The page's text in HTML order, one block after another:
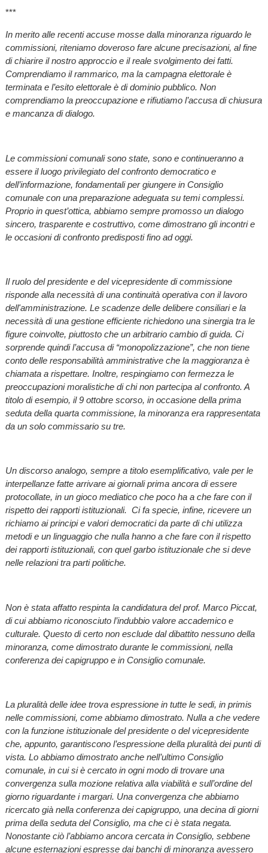
***
In merito alle recenti accuse mosse dalla minoranza riguardo le
commissioni, riteniamo doveroso fare alcune precisazioni, al fine
di chiarire il nostro approccio e il reale svolgimento dei fatti.
Comprendiamo il rammarico, ma la campagna elettorale è
terminata e l’esito elettorale è di dominio pubblico. Non
comprendiamo la preoccupazione e rifiutiamo l’accusa di chiusura
e mancanza di dialogo.
Le commissioni comunali sono state, sono e continueranno a
essere il luogo privilegiato del confronto democratico e
dell’informazione, fondamentali per giungere in Consiglio
comunale con una preparazione adeguata su temi complessi.
Proprio in quest’ottica, abbiamo sempre promosso un dialogo
sincero, trasparente e costruttivo, come dimostrano gli incontri e
le occasioni di confronto predisposti fino ad oggi.
Il ruolo del presidente e del vicepresidente di commissione
risponde alla necessità di una continuità operativa con il lavoro
dell'amministrazione. Le scadenze delle delibere consiliari e la
necessità di una gestione efficiente richiedono una sinergia tra le
figure coinvolte, piuttosto che un arbitrario cambio di guida. Ci
sorprende quindi l’accusa di “monopolizzazione”, che non tiene
conto delle responsabilità amministrative che la maggioranza è
chiamata a rispettare. Inoltre, respingiamo con fermezza le
preoccupazioni moralistiche di chi non partecipa al confronto. A
titolo di esempio, il 9 ottobre scorso, in occasione della prima
seduta della quarta commissione, la minoranza era rappresentata
da un solo commissario su tre.
Un discorso analogo, sempre a titolo esemplificativo, vale per le
interpellanze fatte arrivare ai giornali prima ancora di essere
protocollate, in un gioco mediatico che poco ha a che fare con il
rispetto dei rapporti istituzionali. Ci fa specie, infine, ricevere un
richiamo ai principi e valori democratici da parte di chi utilizza
metodi e un linguaggio che nulla hanno a che fare con il rispetto
dei rapporti istituzionali, con quel garbo istituzionale che si deve
nelle relazioni tra parti politiche.
Non è stata affatto respinta la candidatura del prof. Marco Piccat,
di cui abbiamo riconosciuto l’indubbio valore accademico e
culturale. Questo di certo non esclude dal dibattito nessuno della
minoranza, come dimostrato durante le commissioni, nella
conferenza dei capigruppo e in Consiglio comunale.
La pluralità delle idee trova espressione in tutte le sedi, in primis
nelle commissioni, come abbiamo dimostrato. Nulla a che vedere
con la funzione istituzionale del presidente o del vicepresidente
che, appunto, garantiscono l’espressione della pluralità dei punti di
vista. Lo abbiamo dimostrato anche nell’ultimo Consiglio
comunale, in cui si è cercato in ogni modo di trovare una
convergenza sulla mozione relativa alla viabilità e sull’ordine del
giorno riguardante i margari. Una convergenza che abbiamo
ricercato già nella conferenza dei capigruppo, una decina di giorni
prima della seduta del Consiglio, ma che ci è stata negata.
Nonostante ciò l’abbiamo ancora cercata in Consiglio, sebbene
alcune esternazioni espresse dai banchi di minoranza avessero